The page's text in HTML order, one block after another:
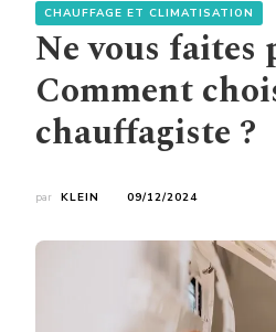
CHAUFFAGE ET CLIMATISATION
Ne vous faites
Comment
chauffagiste ?
par KLEIN 09/12/2024